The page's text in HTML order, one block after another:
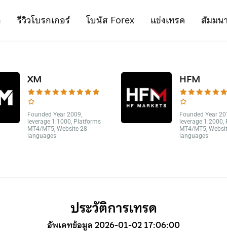
รีวิวโบรกเกอร์ โบนัส Forex แข่งเทรด สัมมน
XM
Founded Year 2009,
leverage 1:1000, Platforms
MT4/MT5, Website 28
languages
HFM
Founded Year
leverage
MT4/MT5,
languages
ประวัติการเทรด
อัพเดทข้อมูล 2026-01-02 17:06:00